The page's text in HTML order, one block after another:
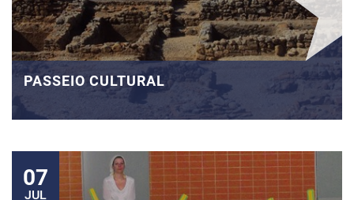
PASSEIO CULTURAL
07
JUL